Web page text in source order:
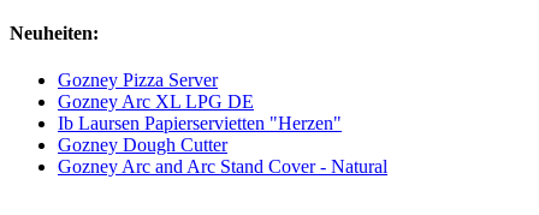
Neuheiten:
Gozney Pizza Server
Gozney Arc XL LPG DE
Ib Laursen Papierservietten "Herzen"
Gozney Dough Cutter
Gozney Arc and Arc Stand Cover - Natural